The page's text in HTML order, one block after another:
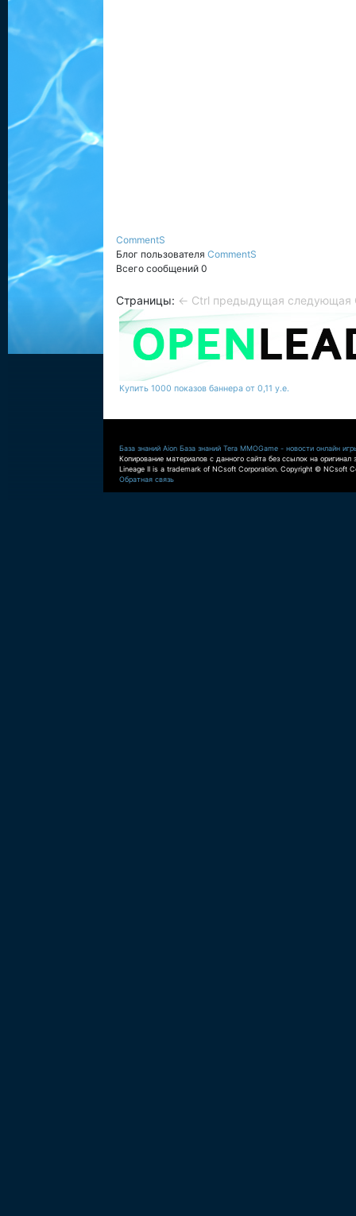
CommentS
Блог пользователя CommentS
Всего сообщений 0
Страницы: ← Ctrl предыдущая следующая
Купить 1000 показов баннера от 0,11 у.е.
База знаний Aion База знаний Tera MMOGame - новости онлайн
Копирование материалов с данного сайта без ссылок на оригинал
Lineage II is a trademark of NCsoft Corporation. Copyright © NCsoft
Обратная связь